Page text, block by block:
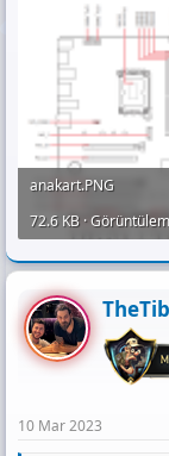
anakart.PNG
72.6 KB ·
10 Mar 2023